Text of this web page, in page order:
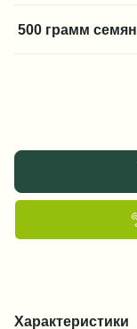
500 грамм семян
Характеристики